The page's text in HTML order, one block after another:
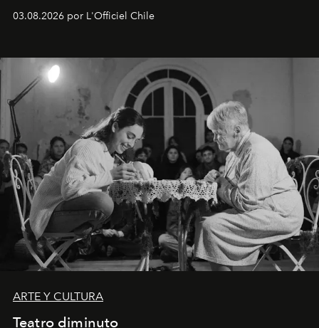
Disponible en Chile desde el 6 de agosto.
03.08.2026 por L'Officiel Chile
ARTE Y CULTURA
Teatro diminuto